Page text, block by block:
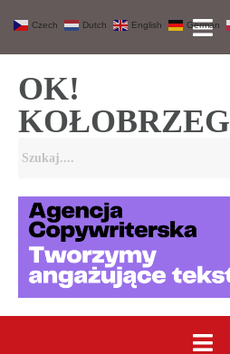
OK!
KOŁOBRZEG
Czech Dutch English German